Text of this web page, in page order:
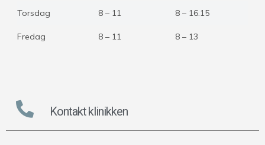
Torsdag 8 – 11 8 – 16.15
Fredag 8 – 11 8 – 13
Kontakt klinikken